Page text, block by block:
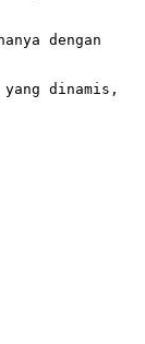
dengan
dinamis,